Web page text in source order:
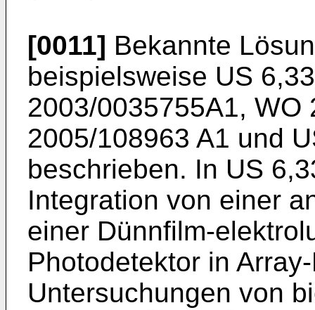
[0011] Bekannte
beispielsweise US
2003/0035755A1, WO
2005/108963 A1 und
beschrieben. In US
Integration von einer
einer Dünnfilm-
Photodetektor in
Untersuchungen von